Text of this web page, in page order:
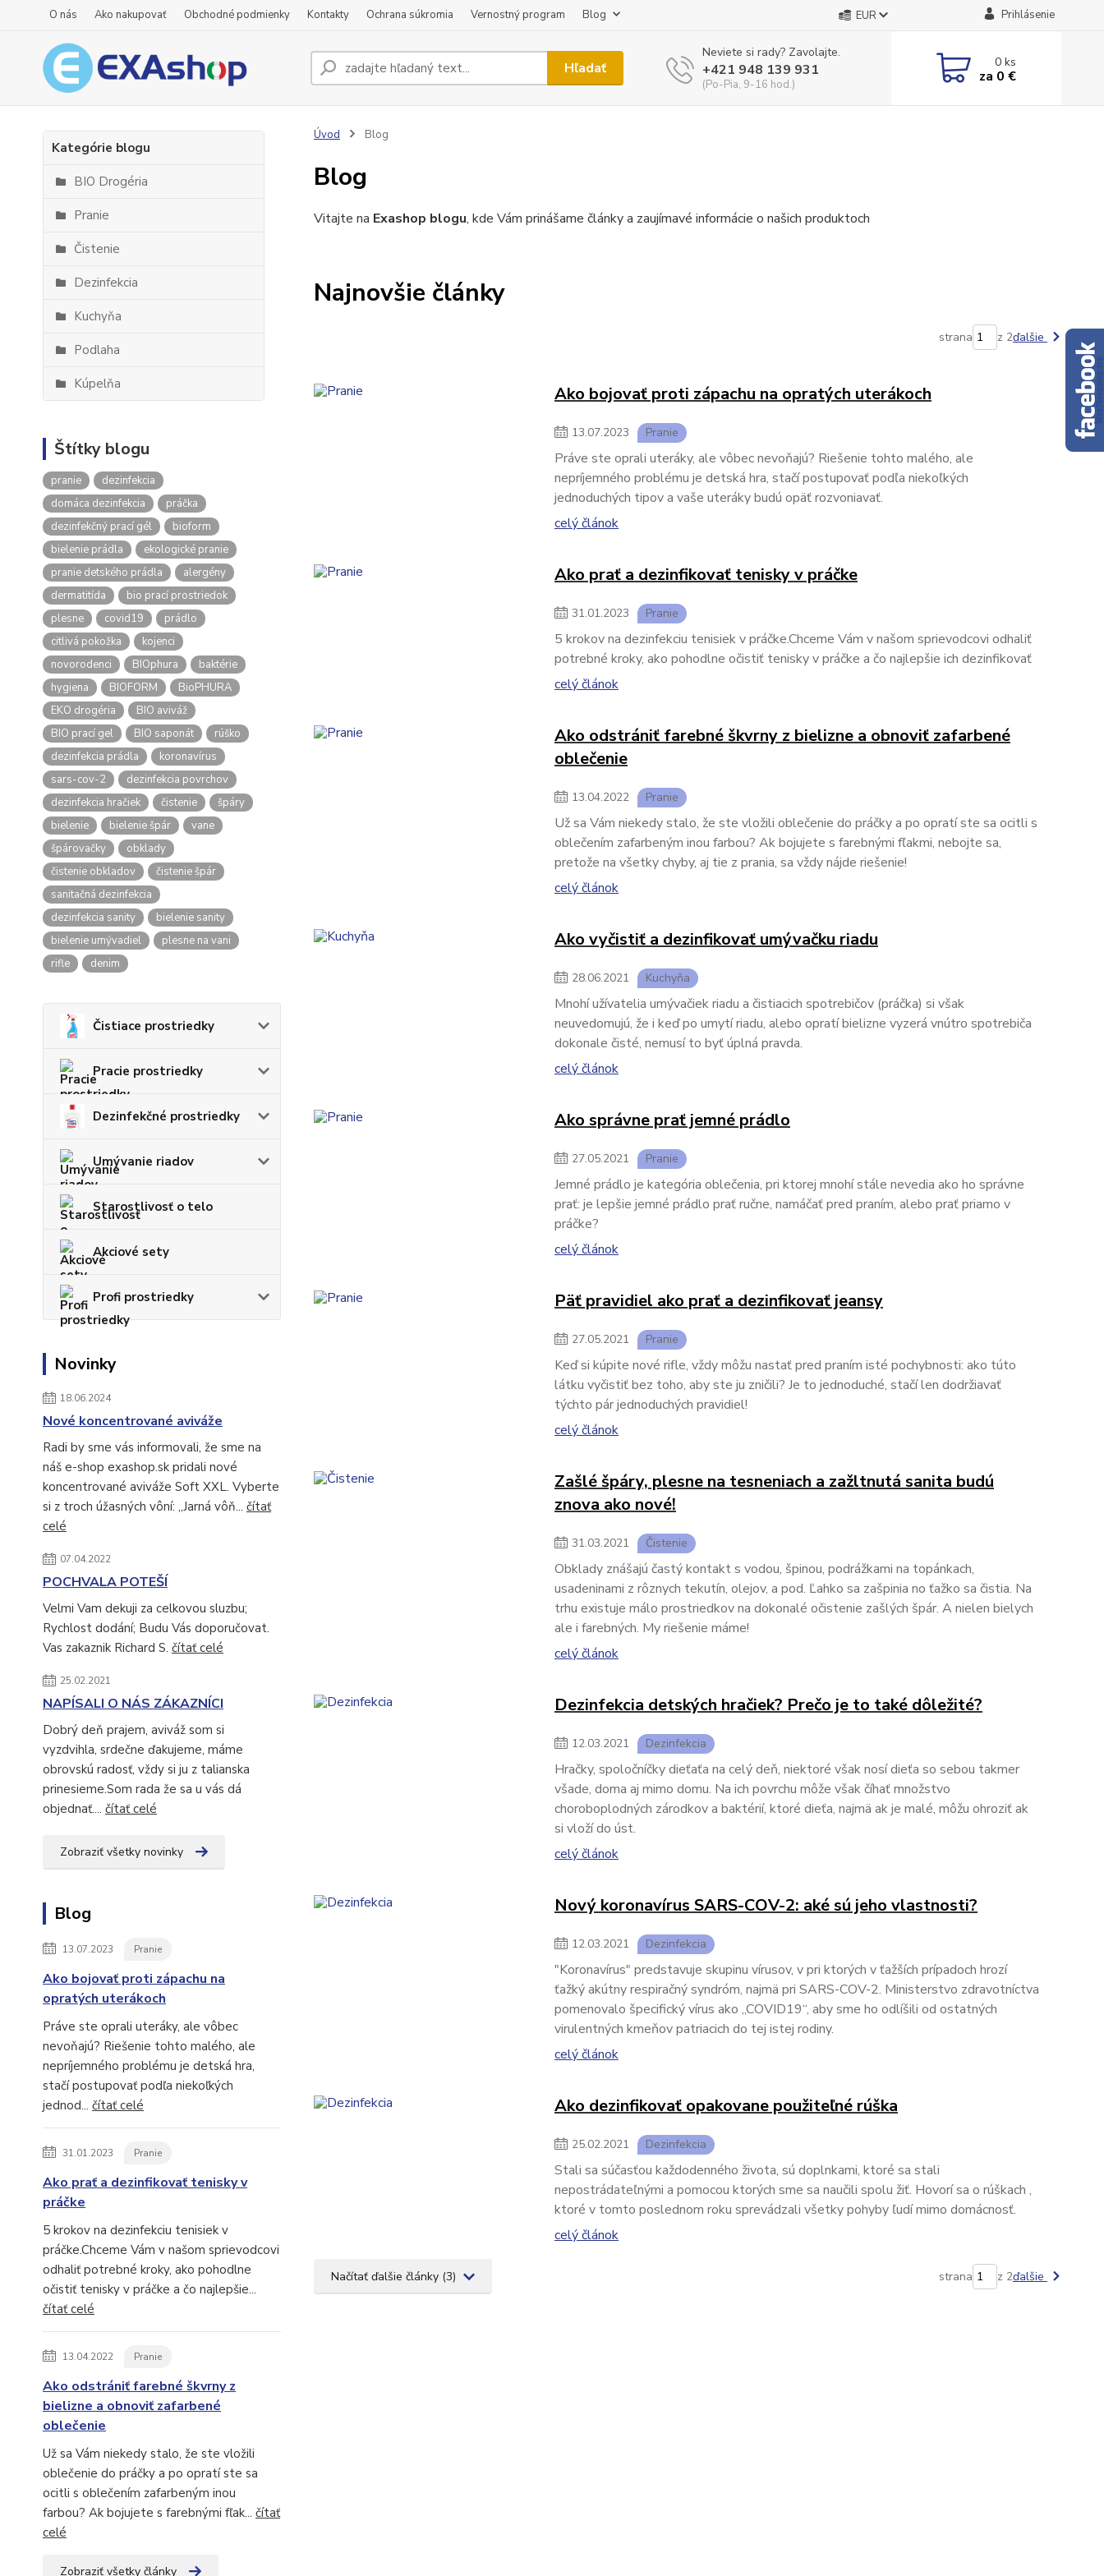
O nás Ako nakupovať Obchodné podmienky Kontakty Ochrana súkromia Vernostný program Blog EUR Prihlásenie
Hľadať
Neviete si rady? Zavolajte.
+421 948 139 931
(Po-Pia, 9-16 hod.)
0ks
za 0 €
Kategórie blogu
BIO Drogéria
Pranie
Čistenie
Dezinfekcia
Kuchyňa
Podlaha
Kúpelňa
Štítky blogu
pranie
dezinfekcia
domáca dezinfekcia
práčka
dezinfekčný prací gél
bioform
bielenie prádla
ekologické pranie
pranie detského prádla
alergény
dermatitída
bio prací prostriedok
plesne
covid19
prádlo
citlivá pokožka
kojenci
novorodenci
BIOphura
baktérie
hygiena
BIOFORM
BioPHURA
EKO drogéria
BIO aviváž
BIO prací gel
BIO saponát
rúško
dezinfekcia prádla
koronavírus
sars-cov-2
dezinfekcia povrchov
dezinfekcia hračiek
čistenie
špáry
bielenie
bielenie špár
vane
špárovačky
obklady
čistenie obkladov
čistenie špár
sanitačná dezinfekcia
dezinfekcia sanity
bielenie sanity
bielenie umývadiel
plesne na vani
rifle
denim
Čistiace prostriedky
Pracie prostriedky
Dezinfekčné prostriedky
Umývanie riadov
Starostlivosť o telo
Akciové sety
Profi prostriedky
Novinky
18.06.2024
Nové koncentrované aviváže
Radi by sme vás informovali, že sme na
náš e-shop exashop.sk pridali nové
koncentrované aviváže Soft XXL. Vyberte
si z troch úžasných vôní: „Jarná vôň... čítať
celé
07.04.2022
POCHVALA POTEŠÍ
Velmi Vam dekuji za celkovou sluzbu;
Rychlost dodání; Budu Vás doporučovat.
Vas zakaznik Richard S. čítať celé
25.02.2021
NAPÍSALI O NÁS ZÁKAZNÍCI
Dobrý deň prajem, aviváž som si
vyzdvihla, srdečne ďakujeme, máme
obrovskú radosť, vždy si ju z talianska
prinesieme.Som rada že sa u vás dá
objednať.... čítať celé
Zobraziť všetky novinky
Blog
13.07.2023 Pranie
Ako bojovať proti zápachu na
opratých uterákoch
Práve ste oprali uteráky, ale vôbec
nevoňajú? Riešenie tohto malého, ale
nepríjemného problému je detská hra,
stačí postupovať podľa niekoľkých
jednod... čítať celé
31.01.2023 Pranie
Ako prať a dezinfikovať tenisky v
práčke
5 krokov na dezinfekciu tenisiek v
práčke.Chceme Vám v našom sprievodcovi
odhaliť potrebné kroky, ako pohodlne
očistiť tenisky v práčke a čo najlepšie...
čítať celé
13.04.2022 Pranie
Ako odstrániť farebné škvrny z
bielizne a obnoviť zafarbené
oblečenie
Už sa Vám niekedy stalo, že ste vložili
oblečenie do práčky a po opratí ste sa
ocitli s oblečením zafarbeným inou
farbou? Ak bojujete s farebnými fľak... čítať
celé
Zobraziť všetky články
Úvod Blog
Blog
Vitajte na Exashop blogu, kde Vám prinášame články a zaujímavé informácie o našich produktoch
Najnovšie články
strana z 2ďalšie
Ako bojovať proti zápachu na opratých uterákoch
13.07.2023 Pranie
Práve ste oprali uteráky, ale vôbec nevoňajú? Riešenie tohto malého, ale
nepríjemného problému je detská hra, stačí postupovať podľa niekoľkých
jednoduchých tipov a vaše uteráky budú opäť rozvoniavať.
celý článok
Ako prať a dezinfikovať tenisky v práčke
31.01.2023 Pranie
5 krokov na dezinfekciu tenisiek v práčke.Chceme Vám v našom sprievodcovi odhaliť
potrebné kroky, ako pohodlne očistiť tenisky v práčke a čo najlepšie ich dezinfikovať
celý článok
Ako odstrániť farebné škvrny z bielizne a obnoviť zafarbené
oblečenie
13.04.2022 Pranie
Už sa Vám niekedy stalo, že ste vložili oblečenie do práčky a po opratí ste sa ocitli s
oblečením zafarbeným inou farbou? Ak bojujete s farebnými fľakmi, nebojte sa,
pretože na všetky chyby, aj tie z prania, sa vždy nájde riešenie!
celý článok
Ako vyčistiť a dezinfikovať umývačku riadu
28.06.2021 Kuchyňa
Mnohí užívatelia umývačiek riadu a čistiacich spotrebičov (práčka) si však
neuvedomujú, že i keď po umytí riadu, alebo opratí bielizne vyzerá vnútro spotrebiča
dokonale čisté, nemusí to byť úplná pravda.
celý článok
Ako správne prať jemné prádlo
27.05.2021 Pranie
Jemné prádlo je kategória oblečenia, pri ktorej mnohí stále nevedia ako ho správne
prať: je lepšie jemné prádlo prať ručne, namáčať pred praním, alebo prať priamo v
práčke?
celý článok
Päť pravidiel ako prať a dezinfikovať jeansy
27.05.2021 Pranie
Keď si kúpite nové rifle, vždy môžu nastať pred praním isté pochybnosti: ako túto
látku vyčistiť bez toho, aby ste ju zničili? Je to jednoduché, stačí len dodržiavať
týchto pár jednoduchých pravidiel!
celý článok
Zašlé špáry, plesne na tesneniach a zažltnutá sanita budú
znova ako nové!
31.03.2021 Čistenie
Obklady znášajú častý kontakt s vodou, špinou, podrážkami na topánkach,
usadeninami z rôznych tekutín, olejov, a pod. Ľahko sa zašpinia no ťažko sa čistia. Na
trhu existuje málo prostriedkov na dokonalé očistenie zašlých špár. A nielen bielych
ale i farebných. My riešenie máme!
celý článok
Dezinfekcia detských hračiek? Prečo je to také dôležité?
12.03.2021 Dezinfekcia
Hračky, spoločníčky dieťaťa na celý deň, niektoré však nosí dieťa so sebou takmer
všade, doma aj mimo domu. Na ich povrchu môže však číhať množstvo
choroboplodných zárodkov a baktérií, ktoré dieťa, najmä ak je malé, môžu ohroziť ak
si vloží do úst.
celý článok
Nový koronavírus SARS-COV-2: aké sú jeho vlastnosti?
12.03.2021 Dezinfekcia
"Koronavírus" predstavuje skupinu vírusov, v pri ktorých v ťažších prípadoch hrozí
ťažký akútny respiračný syndróm, najmä pri SARS-COV-2. Ministerstvo zdravotníctva
pomenovalo špecifický vírus ako „COVID19“, aby sme ho odlíšili od ostatných
virulentných kmeňov patriacich do tej istej rodiny.
celý článok
Ako dezinfikovať opakovane použiteľné rúška
25.02.2021 Dezinfekcia
Stali sa súčasťou každodenného života, sú doplnkami, ktoré sa stali
nepostrádateľnými a pomocou ktorých sme sa naučili spolu žiť. Hovorí sa o rúškach ,
ktoré v tomto poslednom roku sprevádzali všetky pohyby ľudí mimo domácnosť.
celý článok
Načítať ďalšie články (3) strana z 2ďalšie